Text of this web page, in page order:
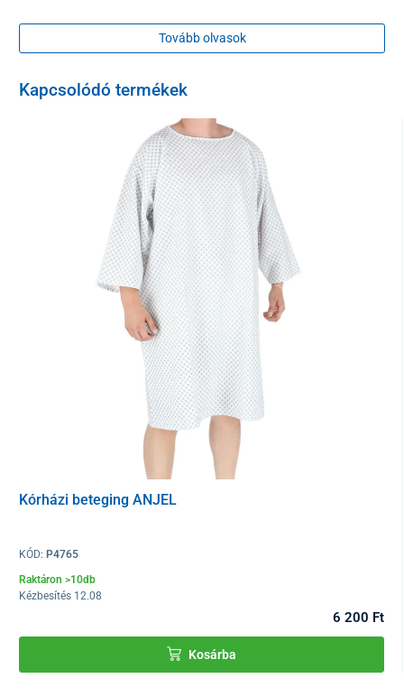
A termékminőségi tanúsítvánnyalrendelkezik.
Műszaki adatok:
Teljes hossz
Hossza a fogantyúig
aktuális készlet alapján.
Tovább olvasok
Kapcsolódó termékek
Kórházi beteging ANJEL
KÓD: P4765
Raktáron >10db
Kézbesítés 12.08
6 200 Ft
Kosárba